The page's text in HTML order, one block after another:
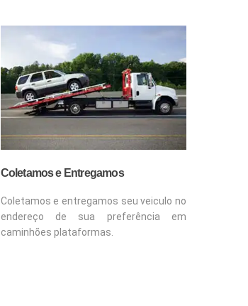
Coletamos e Entregamos
Coletamos e entregamos seu veiculo no
endereço de sua preferência em
caminhões plataformas.